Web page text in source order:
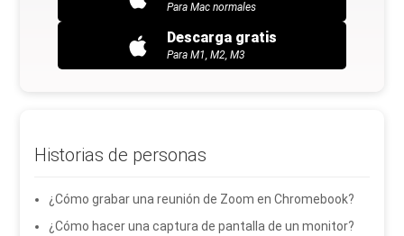
Para Mac normales
Descarga gratis
Para M1, M2, M3
Historias de personas
¿Cómo grabar una reunión de Zoom en Chromebook?
¿Cómo hacer una captura de pantalla de un monitor?